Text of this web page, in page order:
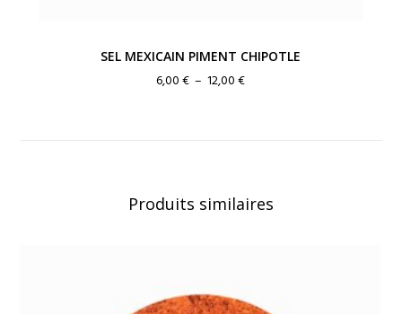
SEL MEXICAIN PIMENT CHIPOTLE
6,00€ – 12,00€Plage
Produits similaires